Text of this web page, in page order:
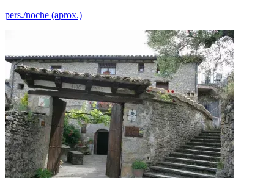
pers./noche (aprox.)